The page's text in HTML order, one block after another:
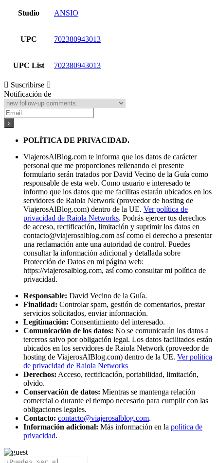
Studio ANSIO
UPC 702380943013
UPC List 702380943013
Suscribirse
Notificación de
POLÍTICA DE PRIVACIDAD.
ViajerosAlBlog.com te informa que los datos de carácter
personal que me proporciones rellenando el presente
formulario serán tratados por David Vecino de la Guía como
responsable de esta web. Como usuario e interesado te
informo que los datos que me facilitas estarán ubicados en los
servidores de Raiola Network (proveedor de hosting de
ViajerosAlBlog.com) dentro de la UE. Ver política de
privacidad de Raiola Networks. Podrás ejercer tus derechos
de acceso, rectificación, limitación y suprimir los datos en
contacto@viajerosalblog.com así como el derecho a presentar
una reclamación ante una autoridad de control. Puedes
consultar la información adicional y detallada sobre
Protección de Datos en mi página web:
https://viajerosalblog.com, así como consultar mi política de
privacidad.
Responsable: David Vecino de la Guía.
Finalidad: Controlar spam, gestión de comentarios, prestar
servicios solicitados, enviar información.
Legitimación: Consentimiento del interesado.
Comunicación de los datos: No se comunicarán los datos a
terceros salvo por obligación legal. Los datos facilitados están
ubicados en los servidores de Raiola Network (proveedor de
hosting de ViajerosAlBlog.com) dentro de la UE. Ver política
de privacidad de Raiola Networks
Derechos: Acceso, rectificación, portabilidad, limitación,
olvido.
Conservación de datos: Mientras se mantenga relación
comercial o durante el tiempo necesario para cumplir con las
obligaciones legales.
Contacto: contacto@viajerosalblog.com.
Información adicional: Más información en la política de
privacidad.